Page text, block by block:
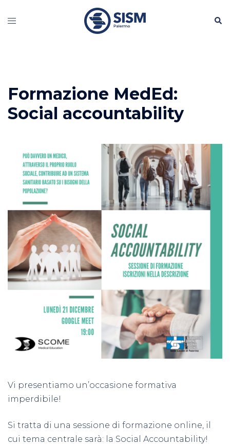
Mostra/Nascondi
Formazione MedEd:
Social accountability
Vi presentiamo un’occasione formativa
imperdibile!
Si tratta di una sessione di formazione online, il
cui tema centrale sarà: la Social Accountability!